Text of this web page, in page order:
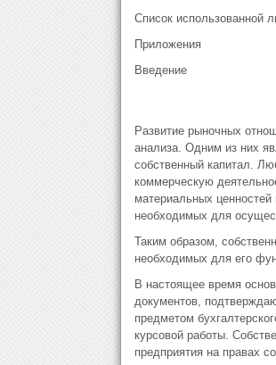
Список использованной
Приложения
Введение
Развитие рыночных
анализа. Одним из них
собственный капитал.
коммерческую
материальных
необходимых для
Таким образом,
необходимых для его
В настоящее время
документов,
предметом
курсовой работы.
предприятия на правах